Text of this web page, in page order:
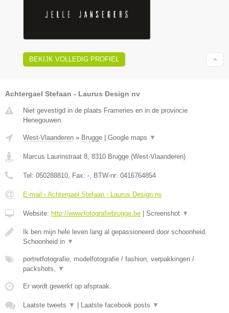
BEKIJK VOLLEDIG PROFIEL
Achtergael Stefaan - Laurus Design nv
Niet gevestigd in de plaats Frameries en in de provincie
Henegouwen.
West-Vlaanderen » Brugge Google maps ▼
Marcus Laurinstraat 8 8310 Brugge (West-Vlaanderen)
Tel: 050288810 , Fax: - , BTW-nr: 0416764854
E-mail › Achtergael Stefaan - Laurus Design nv
Website: http://www.fotografiebrugge.be Screenshot ▼
Ik ben mijn hele leven lang al gepassioneerd door schoonheid.
Schoonheid in ▼
portretfotografie, modelfotografie / fashion, verpakkingen /
packshots,
▼
Er wordt gewerkt op afspraak.
Laatste tweets ▼ Laatste facebook posts ▼